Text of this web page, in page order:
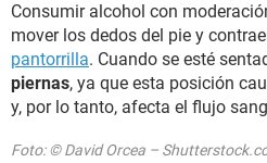
Consumir alcohol con
mover los dedos del pie y
pantorrilla. Cuando se esté
piernas, ya que esta posición
y, por lo tanto, afecta el flujo
Foto: © David Orcea –